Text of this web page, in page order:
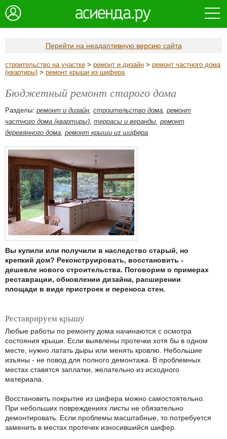
Перейти на неадаптивную версию сайта
строительство на участке > ремонт и дизайн > ремонт частного дома
(квартиры) > ремонт крыши из шифера
Бюджетный ремонт старого дома
Разделы: ремонт и дизайн, строительство дома, ремонт
частного дома (квартиры), террасы и веранды, ремонт
деревянного дома, ремонт крыши из шифера
Вы купили или получили в наследство старый, но
крепкий дом? Реконструировать, восстановить -
дешевле нового строительства. Поговорим о примерах
реставрации, обновлении дизайна, расширении
площади в виде пристроек и переноса стен.
Реставрируем крышу
Любые работы по ремонту дома начинаются с осмотра
состояния крыши. Если выявлены протечки хотя бы в одном
месте, нужно латать дыры или менять кровлю. Небольшие
изъяны - не повод для полного демонтажа. В проблемных
местах ставятся заплатки, желательно из исходного
материала.
Восстановить покрытие из шифера можно самостоятельно.
При небольших повреждениях листы не обязательно
демонтировать. Если проблемы масштабные, то потребуется
заменить в местах протечек износившийся шифер.